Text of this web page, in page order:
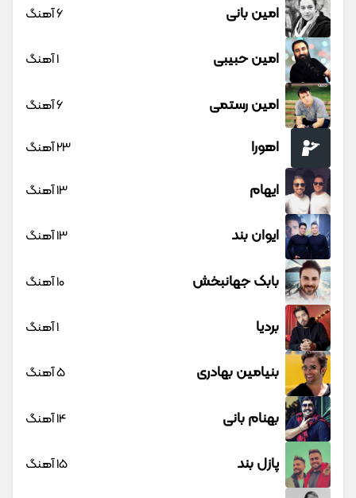
امین بانی 6 آهنگ
امین حبیبی 1 آهنگ
امین رستمی 6 آهنگ
اهورا 23 آهنگ
ایهام 13 آهنگ
ایوان بند 13 آهنگ
بابک جهانبخش 10 آهنگ
بردیا 1 آهنگ
بنیامین بهادری 5 آهنگ
بهنام بانی 14 آهنگ
پازل بند 15 آهنگ